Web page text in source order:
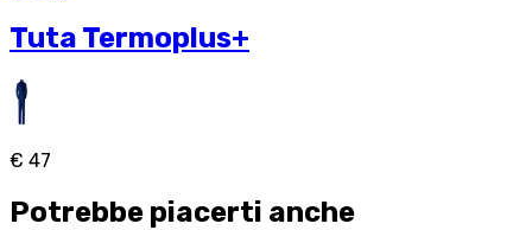
Tuta Termoplus+
€ 47
Potrebbe piacerti anche